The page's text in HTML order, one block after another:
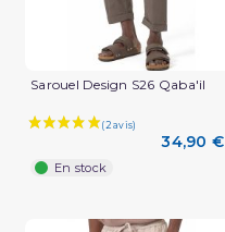
Sarouel Design S26 Qaba'il
34,90 €
En stock